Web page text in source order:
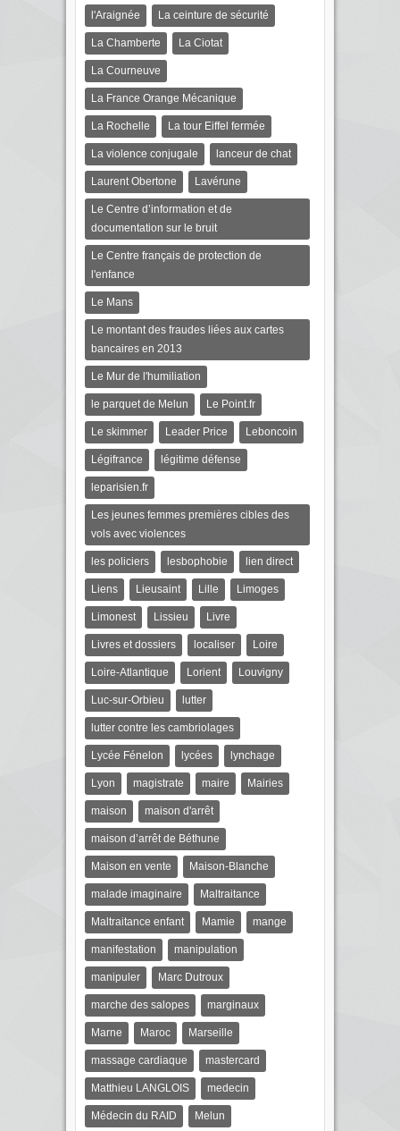
l'Araignée La ceinture de sécurité
La Chamberte La Ciotat
La Courneuve
La France Orange Mécanique
La Rochelle La tour Eiffel fermée
La violence conjugale lanceur de chat
Laurent Obertone Lavérune
Le Centre d’information et de
documentation sur le bruit
Le Centre français de protection de
l'enfance
Le Mans
Le montant des fraudes liées aux cartes
bancaires en 2013
Le Mur de l'humiliation
le parquet de Melun Le Point.fr
Le skimmer Leader Price Leboncoin
Légifrance légitime défense
leparisien.fr
Les jeunes femmes premières cibles des
vols avec violences
les policiers lesbophobie lien direct
Liens Lieusaint Lille Limoges
Limonest Lissieu Livre
Livres et dossiers localiser Loire
Loire-Atlantique Lorient Louvigny
Luc-sur-Orbieu lutter
lutter contre les cambriolages
Lycée Fénelon lycées lynchage
Lyon magistrate maire Mairies
maison maison d'arrêt
maison d’arrêt de Béthune
Maison en vente Maison-Blanche
malade imaginaire Maltraitance
Maltraitance enfant Mamie mange
manifestation manipulation
manipuler Marc Dutroux
marche des salopes marginaux
Marne Maroc Marseille
massage cardiaque mastercard
Matthieu LANGLOIS medecin
Médecin du RAID Melun